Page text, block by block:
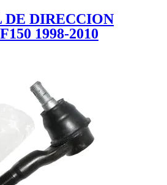
DIRECCION
1998-2010